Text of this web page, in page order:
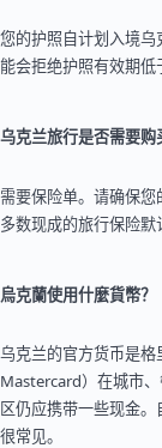
您的护照自计划入境
能会拒绝护照有效期低
乌克兰旅行是否需要购
需要保险单。请确保
多数现成的旅行保险默
烏克蘭使用什麼貨幣？
乌克兰的官方货币是格
Mastercard）在城市
区仍应携带一些现金
很常见。